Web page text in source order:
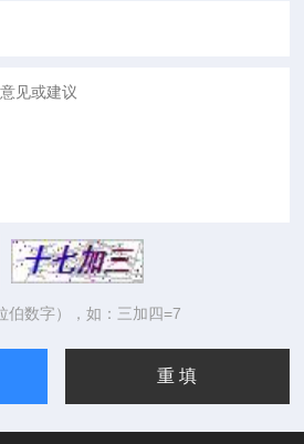
伯数字），如：三加四=7